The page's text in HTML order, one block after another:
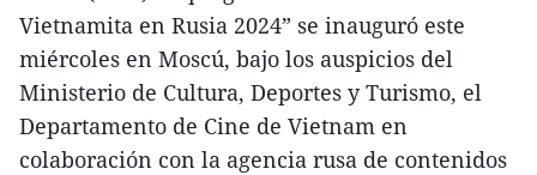
Vietnamita en Rusia 2024” se inauguró este
miércoles en Moscú, bajo los auspicios del
Ministerio de Cultura, Deportes y Turismo, el
Departamento de Cine de Vietnam en
colaboración con la agencia rusa de contenidos